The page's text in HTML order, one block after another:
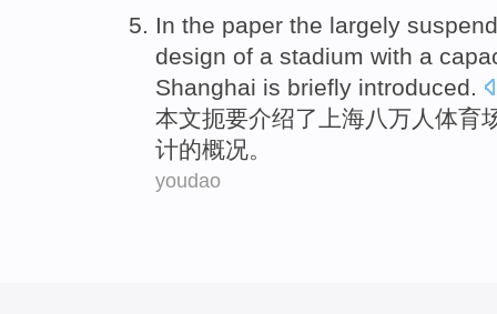
In the paper the largely
design of a stadium with a
Shanghai is briefly introduced.
本文扼要介绍了 上海八万 人 体育
计的概况。
youdao